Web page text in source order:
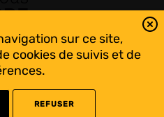
sur ce site,
cookies de suivis et de
REFUSER
l’Andorre!